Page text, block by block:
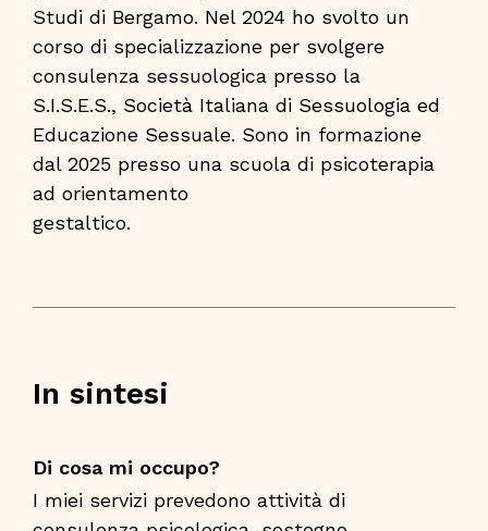
Studi di Bergamo. Nel 2024 ho svolto un
corso di specializzazione per svolgere
consulenza sessuologica presso la
S.I.S.E.S., Società Italiana di Sessuologia ed
Educazione Sessuale. Sono in formazione
dal 2025 presso una scuola di psicoterapia
ad orientamento
gestaltico.
In sintesi
Di cosa mi occupo?
I miei servizi prevedono attività di